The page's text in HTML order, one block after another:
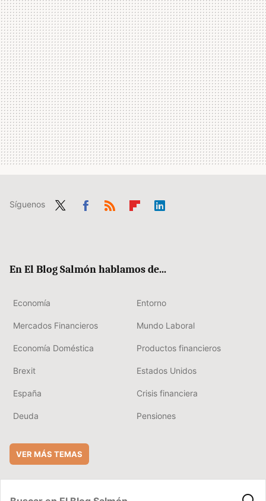
Síguenos
En El Blog Salmón hablamos de...
Economía Entorno
Mercados Financieros Mundo Laboral
Economía Doméstica Productos financieros
Brexit Estados Unidos
España Crisis financiera
Deuda Pensiones
VER MÁS TEMAS